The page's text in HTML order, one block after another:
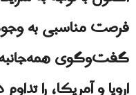
فرصت مناسبی به
گفت‌وگوی همه‌جانبه